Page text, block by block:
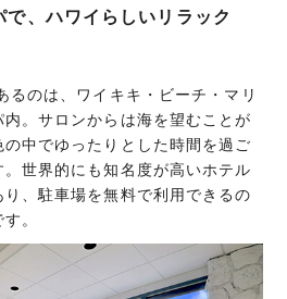
で、ハワイらしいリラック
るのは、ワイキキ・ビーチ・マリ
。サロンからは海を望むことが
中でゆったりとした時間を過ご
世界的にも知名度が高いホテル
、駐車場を無料で利用できるの
。